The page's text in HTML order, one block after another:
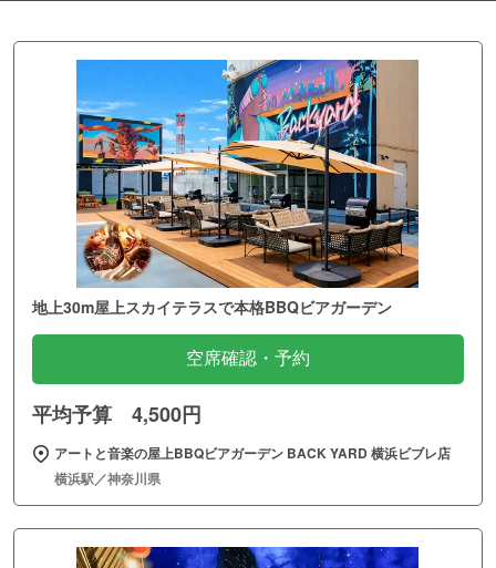
地上30m屋上スカイテラスで本格BBQビアガーデン
空席確認・予約
平均予算 4,500円
アートと音楽の屋上BBQビアガーデン BACK YARD 横浜ビブレ店
横浜駅／神奈川県